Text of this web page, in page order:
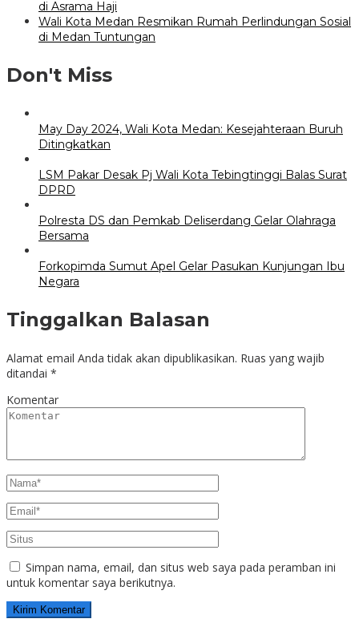
di Asrama Haji
Wali Kota Medan Resmikan Rumah Perlindungan Sosial
di Medan Tuntungan
Don't Miss
May Day 2024, Wali Kota Medan: Kesejahteraan Buruh
Ditingkatkan
LSM Pakar Desak Pj Wali Kota Tebingtinggi Balas Surat
DPRD
Polresta DS dan Pemkab Deliserdang Gelar Olahraga
Bersama
Forkopimda Sumut Apel Gelar Pasukan Kunjungan Ibu
Negara
Tinggalkan Balasan
Alamat email Anda tidak akan dipublikasikan. Ruas yang wajib
ditandai *
Komentar
Simpan nama, email, dan situs web saya pada peramban ini
untuk komentar saya berikutnya.